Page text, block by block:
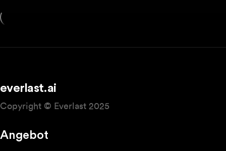
everlast.ai
Copyright © Everlast 2025
Angebot